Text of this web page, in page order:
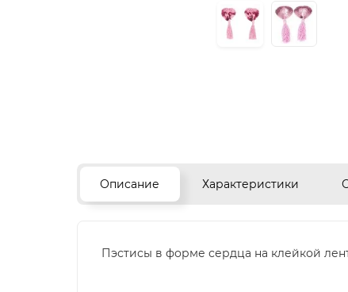
Описание Характеристики
Пэстисы в форме сердца на клейкой